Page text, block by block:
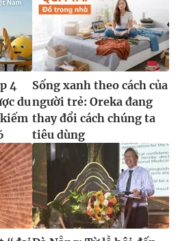
4
du
Sống xanh theo cách của
người trẻ: Oreka đang
thay đổi cách chúng ta
tiêu dùng